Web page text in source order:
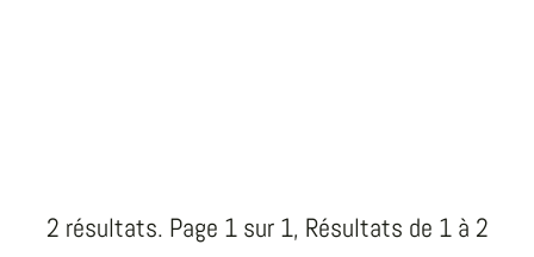
2 résultats. Page 1 sur 1, Résultats de 1 à 2